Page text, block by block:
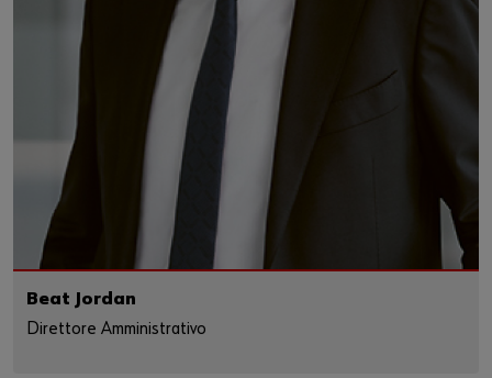
Beat Jordan
Direttore Amministrativo